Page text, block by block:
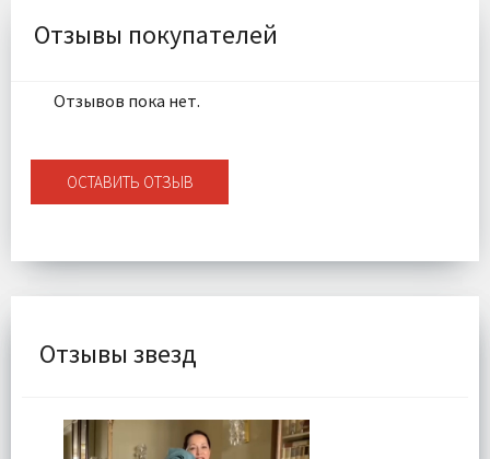
Отзывы покупателей
Отзывов пока нет.
ОСТАВИТЬ ОТЗЫВ
Отзывы звезд